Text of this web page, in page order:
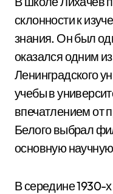
склонности к
знания. Он был
оказался одним
Ленинградского
учебы в
впечатлением от
Белого выбрал
основную
В середине 1930-